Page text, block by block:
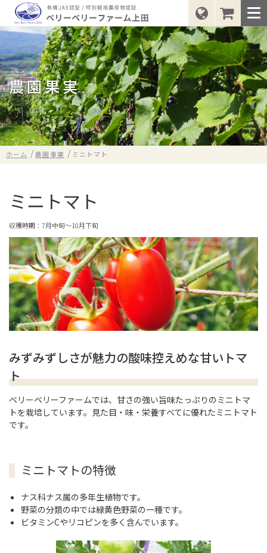
コンセプト
農園事業
農園事業トップ
ブルーベリー
シーベリー
ボイセンベリー
プルーン
サクランボ
ナイアガラ
ヤマブドウ
ミニトマト
イエローミニトマト
商品開発
レストラン事業
会社案内
ニュース
tel. 0135-32-3090
fax. 0135-32-3092
受付時間：月〜金 9:00~17:00
（祝日および冬季、年末年始の休業日を除く）
お問い合わせはこちら
農園果実
ホーム / 農園事業 / ミニトマト
ミニトマト
収穫時期：7月中旬〜10月下旬
みずみずしさが魅力の酸味控えめな甘いトマ
ト
ベリーベリーファームでは、甘さの強い旨味たっぷりのミニトマ
トを栽培しています。見た目・味・栄養すべてに優れたミニトマト
です。
ミニトマトの特徴
ナス科ナス属の多年生植物です。
野菜の分類の中では緑黄色野菜の一種です。
ビタミンCやリコピンを多く含んでいます。